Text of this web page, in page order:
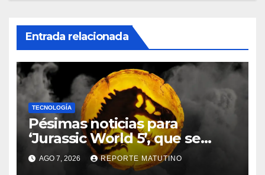
Entrada relacionada
TECNOLOGÍA
Pésimas noticias para
‘Jurassic World 5’, que se
queda sin director
AGO 7, 2026 REPORTE MATUTINO